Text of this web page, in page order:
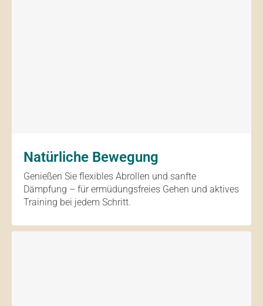
Natürliche Bewegung
Genießen Sie flexibles Abrollen und sanfte
Dämpfung – für ermüdungsfreies Gehen und aktives
Training bei jedem Schritt.